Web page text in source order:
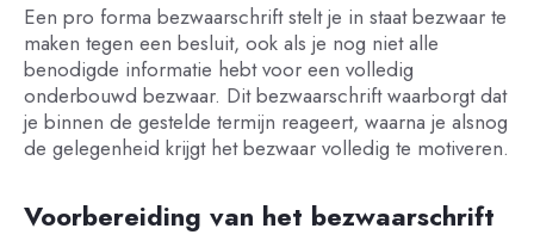
Een pro forma bezwaarschrift stelt je in staat bezwaar te
maken tegen een besluit, ook als je nog niet alle
benodigde informatie hebt voor een volledig
onderbouwd bezwaar. Dit bezwaarschrift waarborgt dat
je binnen de gestelde termijn reageert, waarna je alsnog
de gelegenheid krijgt het bezwaar volledig te motiveren.
Voorbereiding van het bezwaarschrift